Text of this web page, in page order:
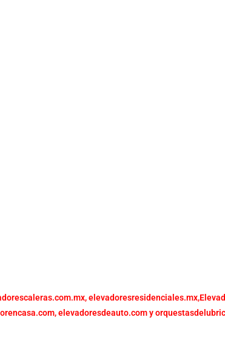
elevadoresresidenciales.mx,
elevadoresdeauto.comy